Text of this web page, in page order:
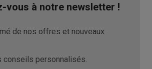
vous à notre newsletter !
de nos offres et nouveaux
conseils personnalisés.